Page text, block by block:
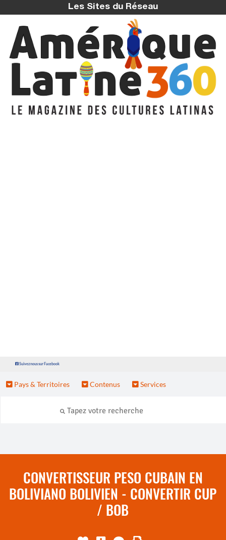
Les Sites du Réseau
Suivez nous sur Facebook
Pays & Territoires Contenus Services
CONVERTISSEUR PESO CUBAIN EN
BOLIVIANO BOLIVIEN - CONVERTIR CUP
/ BOB